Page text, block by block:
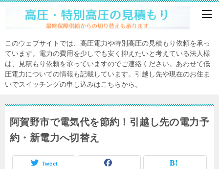
このウェブサイトでは、高圧電力や特別高圧の見積もり依頼を承っ
ています。電力の費用を少しでも安く抑えたいと考えている法人様
は、見積もり依頼を承っていますのでご連絡ください。あわせて低
圧電力についての情報も記載しています。引越し先や現在のお住ま
いでスイッチングの申し込みはこちらから。
阿賀野市で電気代を節約！引越し先の電力予
約・新電力へ切替え
Tweet